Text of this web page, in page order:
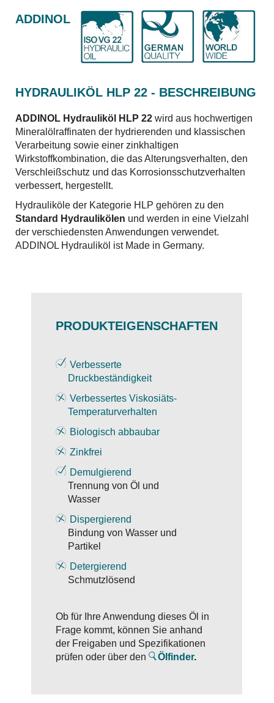
ADDINOL
HYDRAULIKÖL HLP 22 - BESCHREIBUNG
ADDINOL Hydrauliköl HLP 22 wird aus hochwertigen
Mineralölraffinaten der hydrierenden und klassischen
Verarbeitung sowie einer zinkhaltigen
Wirkstoffkombination, die das Alterungsverhalten, den
Verschleißschutz und das Korrosionsschutzverhalten
verbessert, hergestellt.
Hydrauliköle der Kategorie HLP gehören zu den
Standard Hydraulikölen und werden in eine Vielzahl
der verschiedensten Anwendungen verwendet.
ADDINOL Hydrauliköl ist Made in Germany.
PRODUKTEIGENSCHAFTEN
Verbesserte
Druckbeständigkeit
Verbessertes Viskosiäts-
Temperaturverhalten
Biologisch abbaubar
Zinkfrei
Demulgierend
Trennung von Öl und
Wasser
Dispergierend
Bindung von Wasser und
Partikel
Detergierend
Schmutzlösend
Ob für Ihre Anwendung dieses Öl in
Frage kommt, können Sie anhand
der Freigaben und Spezifikationen
prüfen oder über den
Ölfinder.